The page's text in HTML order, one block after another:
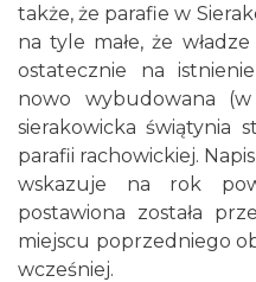
także, że parafie w
na tyle małe, że
ostatecznie na
nowo wybudowana
sierakowicka świątynia
parafii rachowickiej.
wskazuje na rok
postawiona została
miejscu poprzedniego
wcześniej.